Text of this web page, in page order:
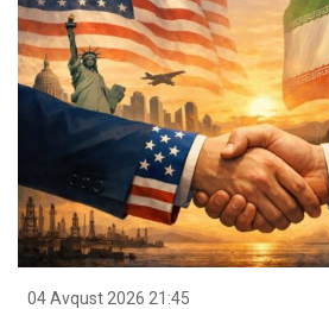
04 Avqust 2026 21:45